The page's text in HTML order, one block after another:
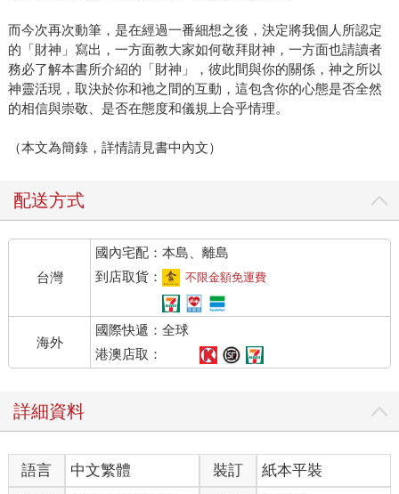
而今次再次動筆，是在經過一番細想之後，決定將我個人所認定
的「財神」寫出，一方面教大家如何敬拜財神，一方面也請讀者
務必了解本書所介紹的「財神」，彼此間與你的關係，神之所以
神靈活現，取決於你和祂之間的互動，這包含你的心態是否全然
的相信與崇敬、是否在態度和儀規上合乎情理。
（本文為簡錄，詳情請見書中內文）
配送方式
台灣
國內宅配：本島、離島
到店取貨：
不限金額免運費
海外
國際快遞：全球
港澳店取：
詳細資料
語言 中文繁體 裝訂
紙本平裝